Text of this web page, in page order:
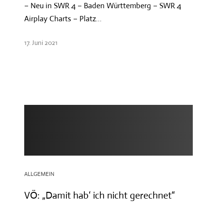
– Neu in SWR 4 – Baden Württemberg – SWR 4
Airplay Charts – Platz...
17. Juni 2021
ALLGEMEIN
VÖ: „Damit hab‘ ich nicht gerechnet“